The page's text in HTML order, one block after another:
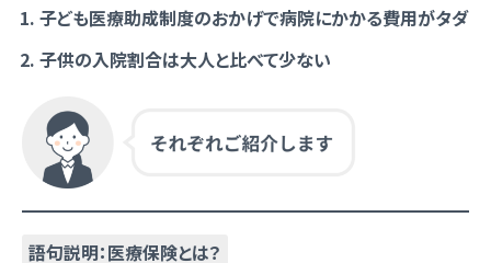
子ども医療助成制度のおかげで病院にかかる費用がタダ
子供の入院割合は大人と比べて少ない
語句説明：医療保険とは？